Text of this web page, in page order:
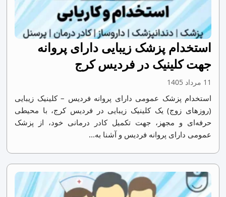
استخدام پزشک زیبایی دارای پروانه
جهت کلینیک در فردیس کرج
11 مرداد 1405
استخدام پزشک عمومی دارای پروانه فردیس – کلینیک زیبایی
(روزهای زوج) یک کلینیک زیبایی در فردیس کرج، با محیطی
حرفه‌ای و مجهز، جهت تکمیل کادر درمانی خود، از پزشک
عمومی دارای پروانه فردیس و آشنا به...